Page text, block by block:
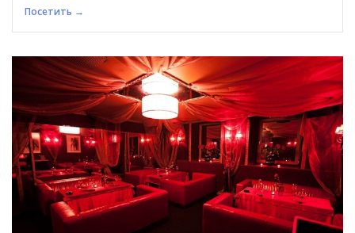
Посетить →